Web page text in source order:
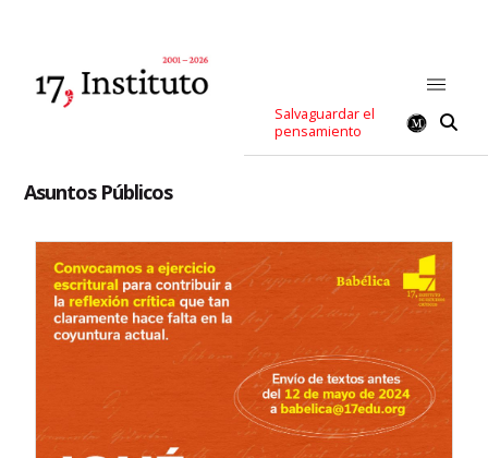
Salvaguardar el
pensamiento
Asuntos Públicos